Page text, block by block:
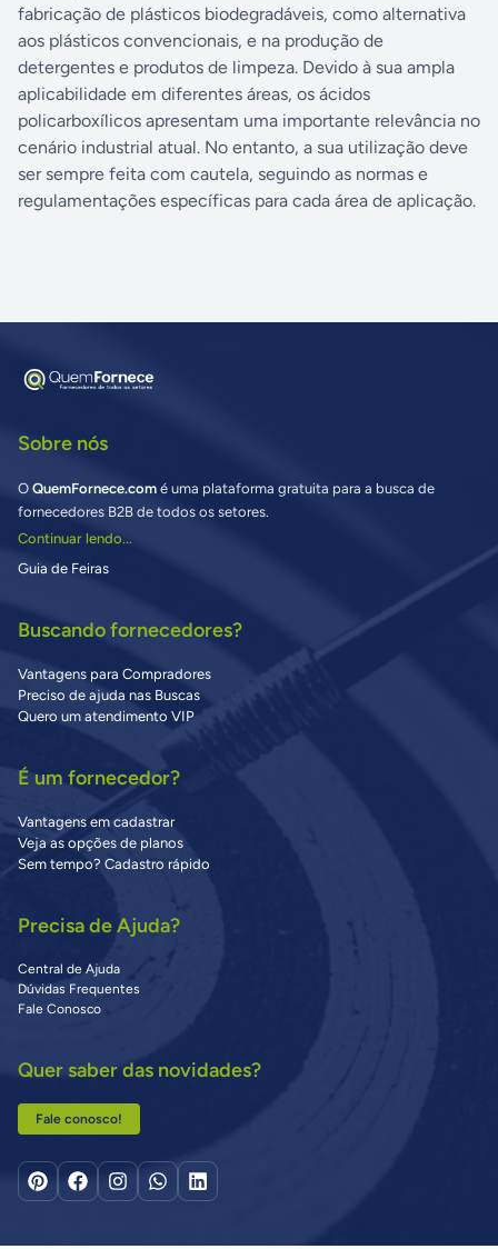
fabricação de plásticos biodegradáveis, como alternativa
aos plásticos convencionais, e na produção de
detergentes e produtos de limpeza. Devido à sua ampla
aplicabilidade em diferentes áreas, os ácidos
policarboxílicos apresentam uma importante relevância no
cenário industrial atual. No entanto, a sua utilização deve
ser sempre feita com cautela, seguindo as normas e
regulamentações específicas para cada área de aplicação.
Sobre nós
O QuemFornece.com é uma plataforma gratuita para a busca de
fornecedores B2B de todos os setores.
Continuar lendo...
Guia de Feiras
Buscando fornecedores?
Vantagens para Compradores
Preciso de ajuda nas Buscas
Quero um atendimento VIP
É um fornecedor?
Vantagens em cadastrar
Veja as opções de planos
Sem tempo? Cadastro rápido
Precisa de Ajuda?
Central de Ajuda
Dúvidas Frequentes
Fale Conosco
Quer saber das novidades?
Fale conosco!